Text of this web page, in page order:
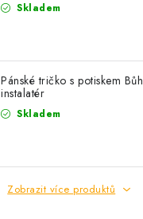
Skladem
Pánské tričko s potiskem Bůh
instalatér
Skladem
Zobrazit více produktů